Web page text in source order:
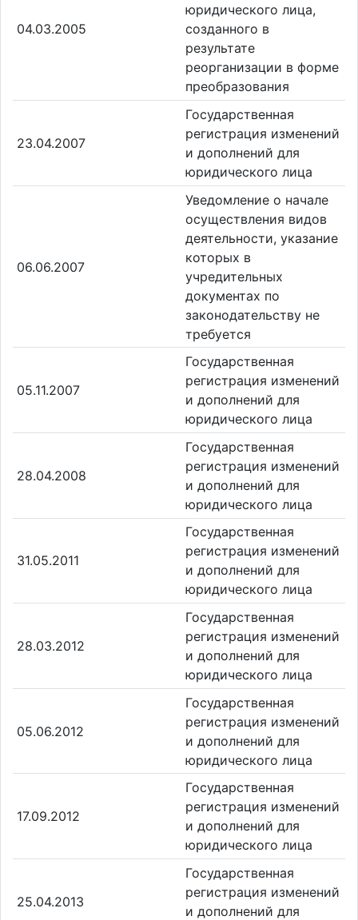
04.03.2005
юридического лица,
созданного в
результате
реорганизации в форме
преобразования
23.04.2007
Государственная
регистрация изменений
и дополнений для
юридического лица
06.06.2007
Уведомление о начале
осуществления видов
деятельности, указание
которых в
учредительных
документах по
законодательству не
требуется
05.11.2007
Государственная
регистрация изменений
и дополнений для
юридического лица
28.04.2008
Государственная
регистрация изменений
и дополнений для
юридического лица
31.05.2011
Государственная
регистрация изменений
и дополнений для
юридического лица
28.03.2012
Государственная
регистрация изменений
и дополнений для
юридического лица
05.06.2012
Государственная
регистрация изменений
и дополнений для
юридического лица
17.09.2012
Государственная
регистрация изменений
и дополнений для
юридического лица
25.04.2013
Государственная
регистрация изменений
и дополнений для